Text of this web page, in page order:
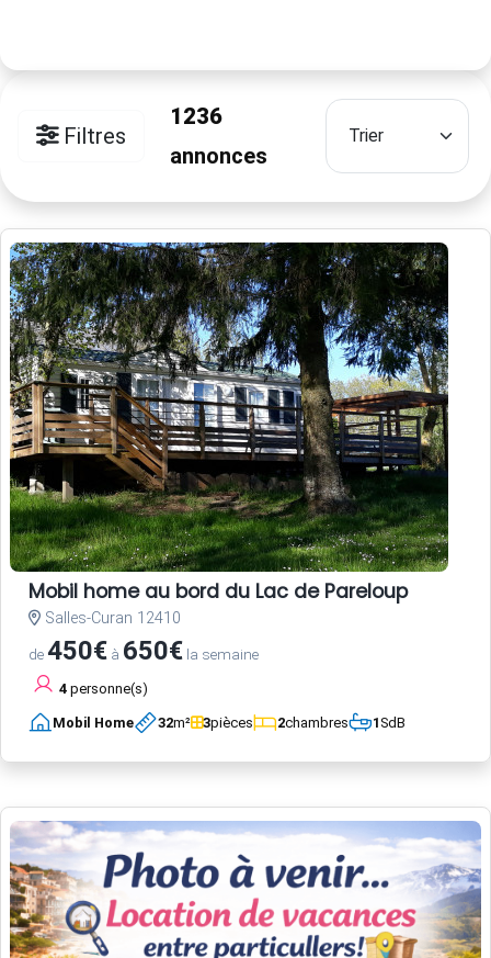
Filtres
1236
annonces
Mobil home au bord du Lac de Pareloup
Salles-Curan 12410
de450€ à 650€ la semaine
4 personne(s)
Mobil Home 32m² 3pièces 2chambres 1SdB